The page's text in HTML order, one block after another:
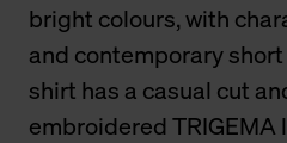
bright colours, with
and contemporary
shirt has a casual cut
embroidered TRIGEMA